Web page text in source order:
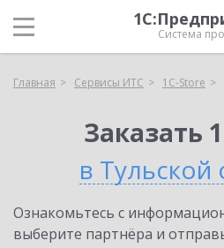
Система
Главная Сервисы ИТС 1C-Store
Заказать
в Тульской
Ознакомьтесь с
выберите партнёра и